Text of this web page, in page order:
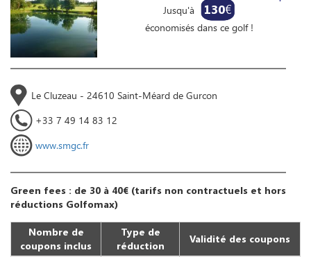
Jusqu'à 130€
économisés dans ce golf !
Le Cluzeau - 24610 Saint-Méard de Gurcon
+33 7 49 14 83 12
www.smgc.fr
Green fees : de 30 à 40€ (tarifs non contractuels et hors
réductions Golfomax)
Nombre de
coupons inclus
Type de
réduction
Validité des coupons